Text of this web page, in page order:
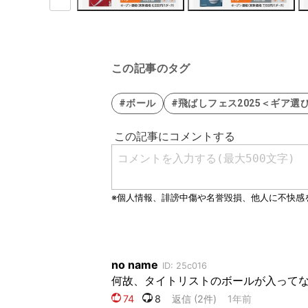
この記事のタグ
#ボール #飛ばしフェス2025＜ギア選